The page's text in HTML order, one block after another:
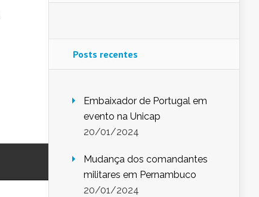
Posts recentes
Embaixador de Portugal em
evento na Unicap
20/01/2024
Mudança dos comandantes
militares em Pernambuco
20/01/2024